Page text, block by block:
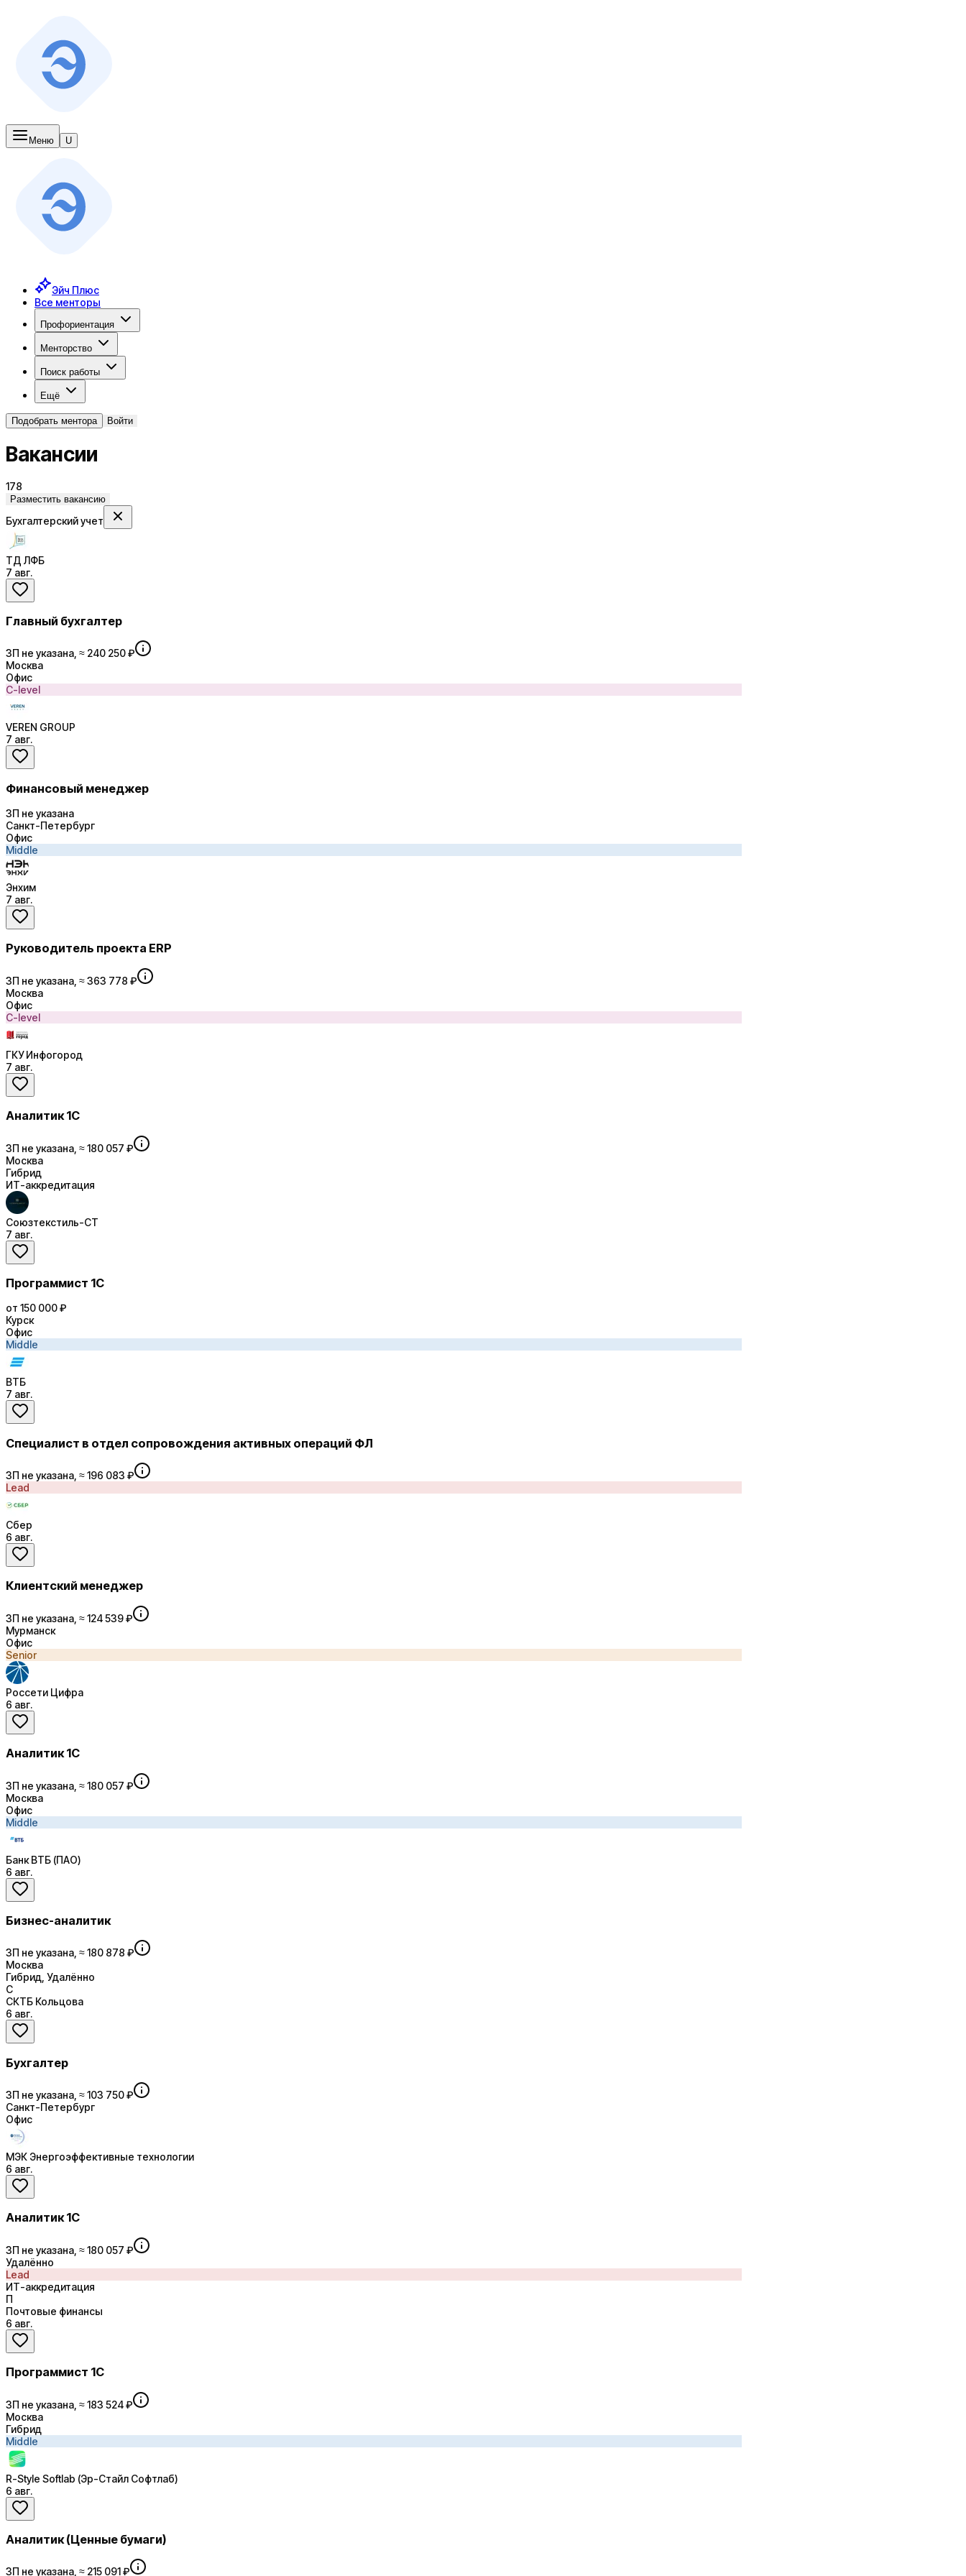
Меню U
Эйч Плюс
Все менторы
Профориентация
Менторство
Поиск работы
Ещё
Подобрать ментора Войти
Вакансии
178
Разместить вакансию
Бухгалтерский учет
ТД ЛФБ
7 авг.
Главный бухгалтер
ЗП не указана, ≈ 240 250 ₽
Москва
Офис
C-level
VEREN GROUP
7 авг.
Финансовый менеджер
ЗП не указана
Санкт-Петербург
Офис
Middle
Энхим
7 авг.
Руководитель проекта ERP
ЗП не указана, ≈ 363 778 ₽
Москва
Офис
C-level
ГКУ Инфогород
7 авг.
Аналитик 1С
ЗП не указана, ≈ 180 057 ₽
Москва
Гибрид
ИТ-аккредитация
Союзтекстиль-СТ
7 авг.
Программист 1С
от 150 000 ₽
Курск
Офис
Middle
ВТБ
7 авг.
Специалист в отдел сопровождения активных операций ФЛ
ЗП не указана, ≈ 196 083 ₽
Lead
Сбер
6 авг.
Клиентский менеджер
ЗП не указана, ≈ 124 539 ₽
Мурманск
Офис
Senior
Россети Цифра
6 авг.
Аналитик 1С
ЗП не указана, ≈ 180 057 ₽
Москва
Офис
Middle
Банк ВТБ (ПАО)
6 авг.
Бизнес-аналитик
ЗП не указана, ≈ 180 878 ₽
Москва
Гибрид, Удалённо
С
СКТБ Кольцова
6 авг.
Бухгалтер
ЗП не указана, ≈ 103 750 ₽
Санкт-Петербург
Офис
МЭК Энергоэффективные технологии
6 авг.
Аналитик 1С
ЗП не указана, ≈ 180 057 ₽
Удалённо
Lead
ИТ-аккредитация
П
Почтовые финансы
6 авг.
Программист 1С
ЗП не указана, ≈ 183 524 ₽
Москва
Гибрид
Middle
R-Style Softlab (Эр-Стайл Софтлаб)
6 авг.
Аналитик (Ценные бумаги)
ЗП не указана, ≈ 215 091 ₽